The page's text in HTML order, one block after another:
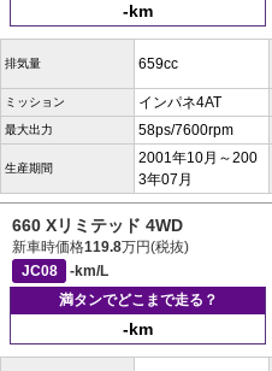
-km
排気量 659cc
ミッション インパネ4AT
最大出力 58ps/7600rpm
生産期間
2001年10月～200
3年07月
660 Xリミテッド 4WD
新車時価格119.8万円(税抜)
JC08
-km/L
満タンでどこまで走る？
-km